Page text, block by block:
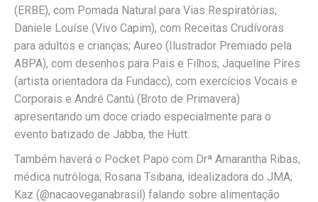
(ERBE), com Pomada Natural para Vias Respiratórias;
Daniele Louíse (Vivo Capim), com Receitas Crudívoras
para adultos e crianças; Aureo (Ilustrador Premiado pela
ABPA), com desenhos para Pais e Filhos; Jaqueline Pires
(artista orientadora da Fundacc), com exercícios Vocais e
Corporais e André Cantú (Broto de Primavera)
apresentando um doce criado especialmente para o
evento batizado de Jabba, the Hutt.
Também haverá o Pocket Papo com Drª Amarantha Ribas,
médica nutróloga; Rosana Tsibana, idealizadora do JMA;
Kaz (@nacaoveganabrasil) falando sobre alimentação